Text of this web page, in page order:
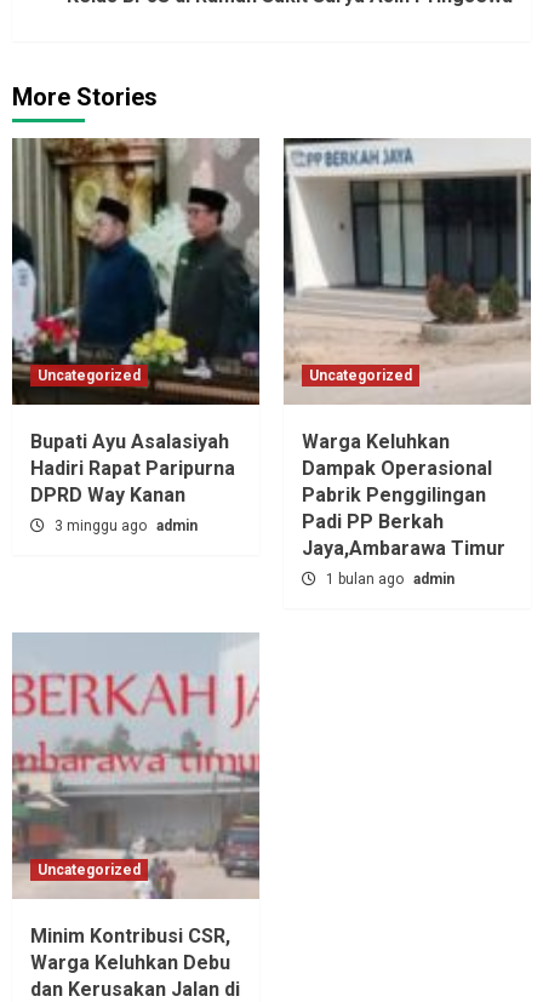
More Stories
Uncategorized
Bupati Ayu Asalasiyah
Hadiri Rapat Paripurna
DPRD Way Kanan
3 minggu ago admin
Uncategorized
Warga Keluhkan
Dampak Operasional
Pabrik Penggilingan
Padi PP Berkah
Jaya,‎Ambarawa Timur
1 bulan ago admin
Uncategorized
Minim Kontribusi CSR,
Warga Keluhkan Debu
dan Kerusakan Jalan di